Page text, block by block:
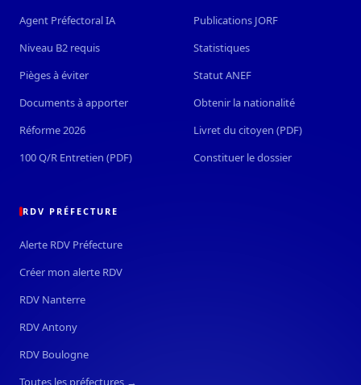
Agent Préfectoral IA
Niveau B2 requis
Pièges à éviter
Documents à apporter
Réforme 2026
100 Q/R Entretien (PDF)
Publications JORF
Statistiques
Statut ANEF
Obtenir la nationalité
Livret du citoyen (PDF)
Constituer le dossier
RDV PRÉFECTURE
Alerte RDV Préfecture
Créer mon alerte RDV
RDV Nanterre
RDV Antony
RDV Boulogne